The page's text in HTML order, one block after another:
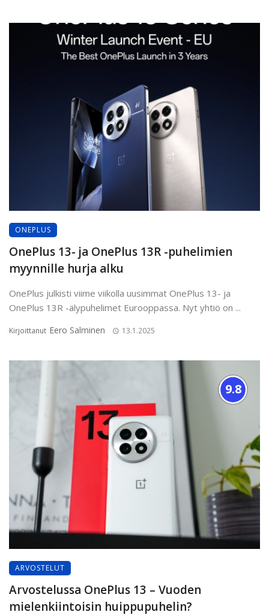
ONEPLUS
OnePlus 13- ja OnePlus 13R -puhelimien
myynnille hurja alku
OnePlus julkisti viime viikolla uusimmat OnePlus 13- ja
OnePlus 13R -älypuhelimet Eurooppassa. Nyt yhtiö on ...
Kirjoittanut Eero Salminen 13.1.2025
9.8
ARVOSTELUT
Arvostelussa OnePlus 13 – Vuoden
mielenkiintoisin huippupuhelin?